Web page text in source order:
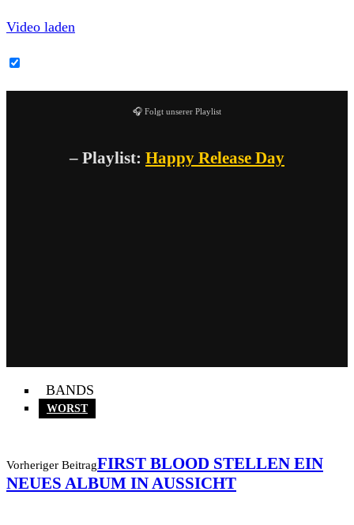
Video laden
🎧 Folgt unserer Playlist
– Playlist: Happy Release Day
BANDS
WORST
Vorheriger BeitragFIRST BLOOD STELLEN EIN
NEUES ALBUM IN AUSSICHT